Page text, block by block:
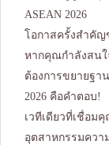
ASEAN 2026
โอกาสครั้งสำคัญ
หากคุณกำลังสนใ
ต้องการขยายฐา
2026 คือคำตอบ!
เวทีเดียวที่เชื่อ
อุตสาหกรรมควา